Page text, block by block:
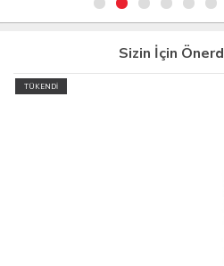
Sizin İçin
TÜKENDİ